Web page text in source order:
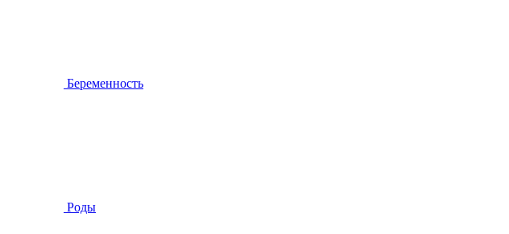
Беременность
Роды